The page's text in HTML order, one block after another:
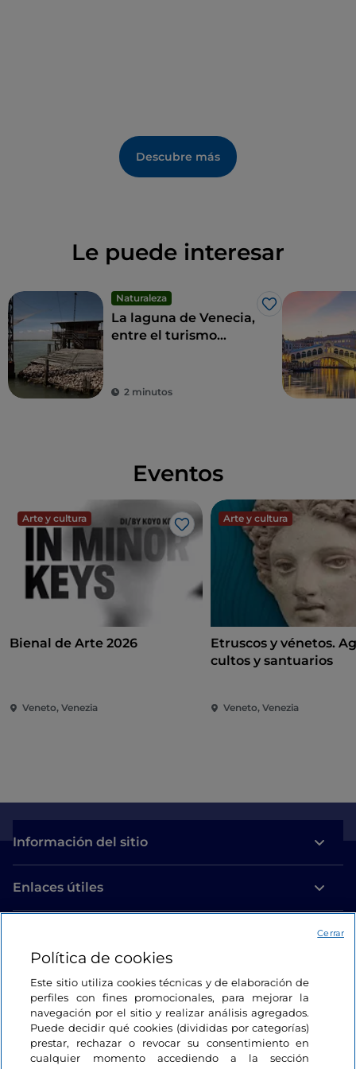
Descubre más
Le puede interesar
Naturaleza
Me gusta
La laguna de Venecia,
entre el turismo
2 minutos
Eventos
Arte y cultura
Me gusta
Bienal de Arte 2026
Veneto, Venezia
Arte y cultura
Etruscos y vénetos.
cultos y santuarios
Veneto, Venezia
Información del sitio
Enlaces útiles
Estamos en contacto
Política de cookies
Este sitio utiliza cookies técnicas y de elaboración de
perfiles con fines promocionales, para mejorar la
navegación por el sitio y realizar análisis agregados.
Puede decidir qué cookies (divididas por categorías)
prestar, rechazar o revocar su consentimiento en
cualquier momento accediendo a la sección
Cerrar